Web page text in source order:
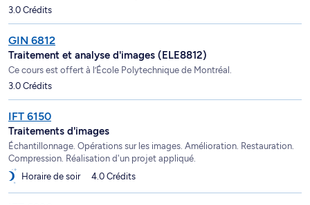
3.0 Crédits
GIN 6812
Traitement et analyse d'images (ELE8812)
Ce cours est offert à l’École Polytechnique de Montréal.
3.0 Crédits
IFT 6150
Traitements d'images
Échantillonnage. Opérations sur les images. Amélioration. Restauration.
Compression. Réalisation d'un projet appliqué.
Horaire de soir
4.0 Crédits